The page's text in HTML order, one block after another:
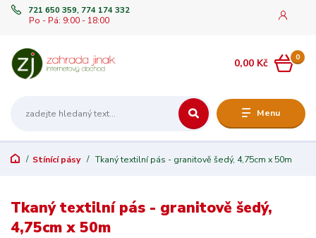
Menu
721 650 359, 774 174 332
Po - Pá: 9:00 - 18:00
0
0,00 Kč
Stínící pásy Tkaný textilní pás - granitově šedý, 4,75cm x 50m
Tkaný textilní pás - granitově šedý,
4,75cm x 50m